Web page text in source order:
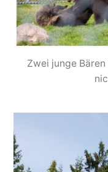
Zwei junge